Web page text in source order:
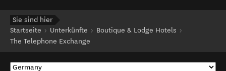
Sie sind hier
Startseite
Unterkünfte
Boutique & Lodge Hotels
The Telephone Exchange